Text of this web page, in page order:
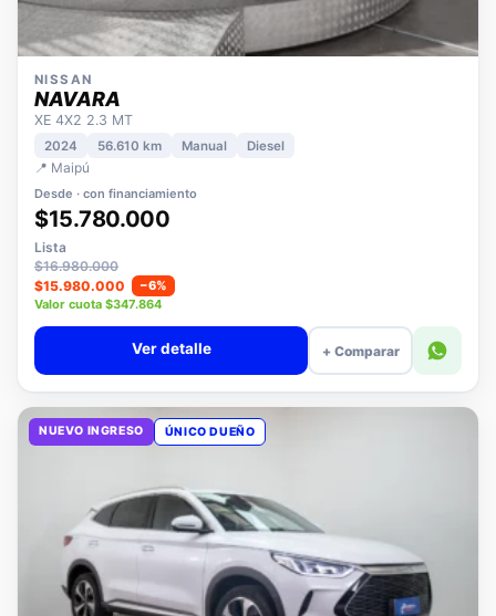
NISSAN
NAVARA
XE 4X2 2.3 MT
2024
📍 Maipú
Desde · con financiamiento
$15.780.000
Lista
$16.980.000
$15.980.000
−6%
Valor cuota $347.864
+ Comparar
NUEVO INGRESO